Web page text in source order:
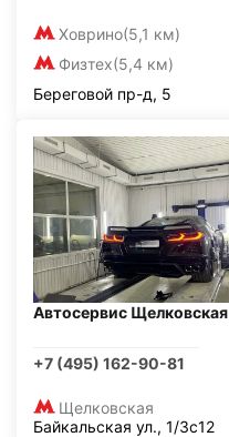
Ховрино(5,1 км)
Физтех(5,4 км)
Береговой пр-д, 5
Автосервис Щелковская
+7 (495) 162-90-81
Щелковская
Байкальская ул., 1/3с12